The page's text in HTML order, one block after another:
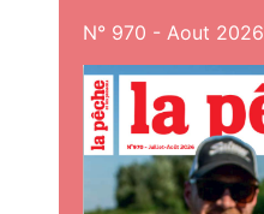
N° 970 - Aout 2026